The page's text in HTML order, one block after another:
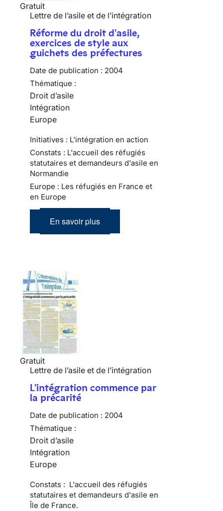
Gratuit
Lettre de l’asile et de l’intégration
Réforme du droit d'asile,
exercices de style aux
guichets des préfectures
Date de publication : 2004
Thématique :
Droit d’asile
Intégration
Europe
Initiatives : L'intégration en action
Constats : L'accueil des réfugiés
statutaires et demandeurs d'asile en
Normandie
Europe : Les réfugiés en France et
en Europe
En savoir plus
Gratuit
Lettre de l’asile et de l’intégration
L'intégration commence par
la précarité
Date de publication : 2004
Thématique :
Droit d’asile
Intégration
Europe
Constats : L'accueil des réfugiés
statutaires et demandeurs d'asile en
Île de France.